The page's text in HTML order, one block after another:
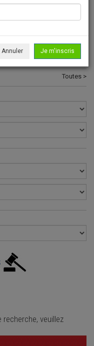
Tous >
Toutes >
veuillez
Annuler Je m'inscris